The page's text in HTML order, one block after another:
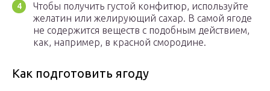
Чтобы получить густой конфитюр, используйте
желатин или желирующий сахар. В самой ягоде
не содержится веществ с подобным действием,
как, например, в красной смородине.
Как подготовить ягоду